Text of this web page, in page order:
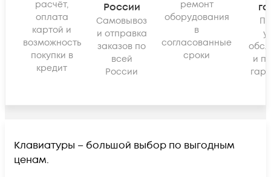
расчёт,
оплата
картой и
возможность
покупки в
кредит
России
Самовывоз
и отправка
заказов по
всей
России
ремонт
оборудования
в
согласованные
сроки
и
Клавиатуры – большой выбор по выгодным
ценам.